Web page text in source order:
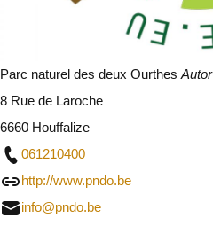
Parc naturel des deux OurthesAutor
8 Rue de Laroche
6660 Houffalize
061210400
http://www.pndo.be
info@pndo.be